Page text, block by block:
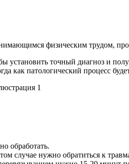
физическим трудом,
установить точный диагноз и
как патологический процесс
обработать.
случае нужно обратиться к